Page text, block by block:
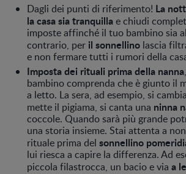
Dagli dei punti di riferimento! La
la casa sia tranquillae chiudi
imposte affinché il tuo bambino sia
contrario, per il sonnellino lascia
e non fermare tutti i rumori della
Imposta dei rituali prima della nanna
bambino comprenda che è giunto il
a letto. La sera, ad esempio, si
mette il pigiama, si canta una ninna
coccole. Quando sarà più grande
una storia insieme. Stai attenta a
rituale prima del sonnellino
lui riesca a capire la differenza. Ad
piccola filastrocca, un bacio e via a